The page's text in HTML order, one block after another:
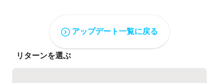
アップデート一覧に戻る
リターンを選ぶ